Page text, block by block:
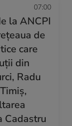
07:00
la ANCPI
de
care
din
Radu
Cadastru